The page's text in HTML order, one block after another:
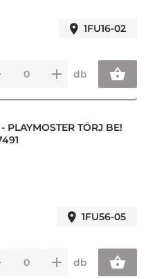
1FU16-02
db
PLAYMOSTER TÖRJ BE!
1FU56-05
db